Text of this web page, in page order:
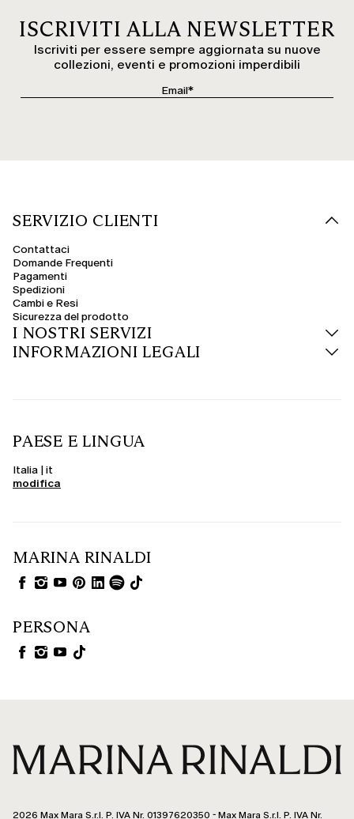
ISCRIVITI ALLA NEWSLETTER
Iscriviti per essere sempre aggiornata su nuove
collezioni, eventi e promozioni imperdibili
SERVIZIO CLIENTI
Contattaci
Domande Frequenti
Pagamenti
Spedizioni
Cambi e Resi
Sicurezza del prodotto
I NOSTRI SERVIZI
INFORMAZIONI LEGALI
PAESE E LINGUA
Italia | it
modifica
MARINA RINALDI
PERSONA
2026 Max Mara S.r.l. P. IVA Nr. 01397620350 - Max Mara S.r.l. P. IVA Nr.